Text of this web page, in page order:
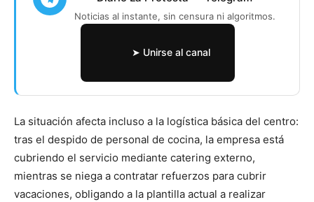
Noticias al instante, sin censura ni algoritmos.
➤ Unirse al canal
La situación afecta incluso a la logística básica del centro:
tras el despido de personal de cocina, la empresa está
cubriendo el servicio mediante catering externo,
mientras se niega a contratar refuerzos para cubrir
vacaciones, obligando a la plantilla actual a realizar